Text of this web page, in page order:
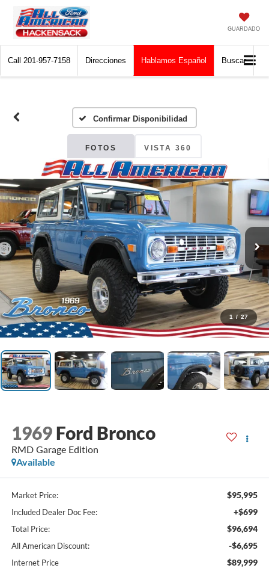
GUARDADO
Call 201-957-7158 Direcciones Hablamos Español Buscar
Confirmar Disponibilidad
FOTOS VISTA 360
1 / 27
1969 Ford Bronco
RMD Garage Edition
Available
Market Price: $95,995
Included Dealer Doc Fee: +$699
Total Price: $96,694
All American Discount: -$6,695
Internet Price $89,999